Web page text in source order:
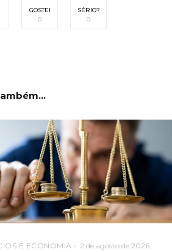
GOSTEI
0
SÉRIO?
0
E ECONOMIA 2 de agosto de 2026